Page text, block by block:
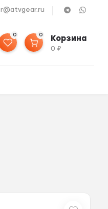
r@atvgear.ru
0 0 Корзина
0₽